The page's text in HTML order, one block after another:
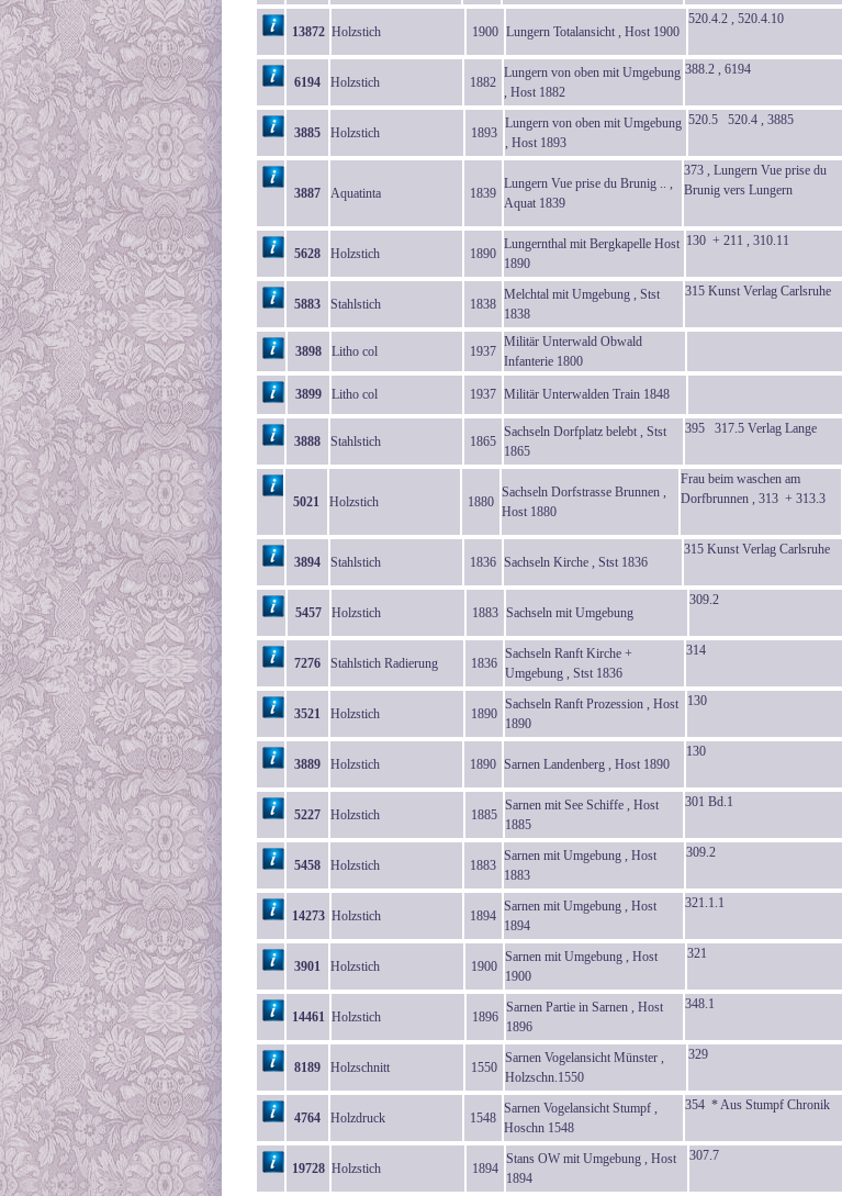
13872 Holzstich 1900 Lungern Totalansicht , Host 1900
520.4.2 , 520.4.10
6194 Holzstich 1882
Lungern von oben mit Umgebung
, Host 1882
388.2 , 6194
3885 Holzstich 1893
Lungern von oben mit Umgebung
, Host 1893
520.5 520.4 , 3885
3887 Aquatinta 1839
Lungern Vue prise du Brunig .. ,
Aquat 1839
373 , Lungern Vue prise du
Brunig vers Lungern
5628 Holzstich 1890
Lungernthal mit Bergkapelle Host
1890
130 + 211 , 310.11
5883 Stahlstich 1838
Melchtal mit Umgebung , Stst
1838
315 Kunst Verlag Carlsruhe
3898 Litho col 1937
Militär Unterwald Obwald
Infanterie 1800
3899 Litho col 1937 Militär Unterwalden Train 1848
3888 Stahlstich 1865
Sachseln Dorfplatz belebt , Stst
1865
395 317.5 Verlag Lange
5021 Holzstich 1880
Sachseln Dorfstrasse Brunnen ,
Host 1880
Frau beim waschen am
Dorfbrunnen , 313 + 313.3
3894 Stahlstich 1836 Sachseln Kirche , Stst 1836
315 Kunst Verlag Carlsruhe
5457 Holzstich 1883 Sachseln mit Umgebung
309.2
7276 Stahlstich Radierung 1836
Sachseln Ranft Kirche +
Umgebung , Stst 1836
314
3521 Holzstich 1890
Sachseln Ranft Prozession , Host
1890
130
3889 Holzstich 1890 Sarnen Landenberg , Host 1890
130
5227 Holzstich 1885
Sarnen mit See Schiffe , Host
1885
301 Bd.1
5458 Holzstich 1883
Sarnen mit Umgebung , Host
1883
309.2
14273 Holzstich 1894
Sarnen mit Umgebung , Host
1894
321.1.1
3901 Holzstich 1900
Sarnen mit Umgebung , Host
1900
321
14461 Holzstich 1896
Sarnen Partie in Sarnen , Host
1896
348.1
8189 Holzschnitt 1550
Sarnen Vogelansicht Münster ,
Holzschn.1550
329
4764 Holzdruck 1548
Sarnen Vogelansicht Stumpf ,
Hoschn 1548
354 * Aus Stumpf Chronik
19728 Holzstich 1894
Stans OW mit Umgebung , Host
1894
307.7